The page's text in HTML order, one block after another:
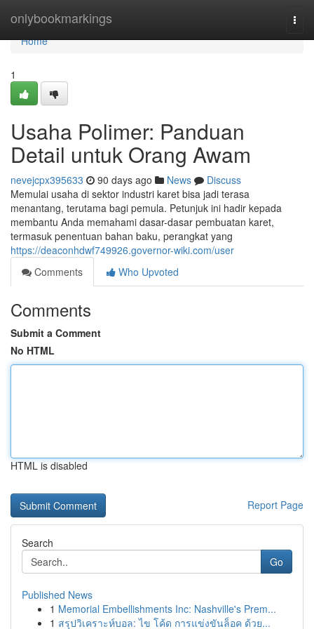
onlybookmarkings
Home
Home
1
Usaha Polimer: Panduan
Detail untuk Orang Awam
nevejcpx395633 90 days ago News
Discuss
Memulai usaha di sektor industri karet bisa jadi terasa
menantang, terutama bagi pemula. Petunjuk ini hadir kepada
membantu Anda memahami dasar-dasar pembuatan karet,
termasuk penentuan bahan baku, perangkat yang
https://deaconhdwf749926.governor-wiki.com/user
Comments
Who Upvoted
Comments
Submit a Comment
No HTML
HTML is disabled
Report Page
Search
Go
Published News
1 Memorial Embellishments Inc: Nashville's Prem...
1 สรุปวิเคราะห์บอล: ไข โค้ด การแข่งขันล็อค ด้วย...